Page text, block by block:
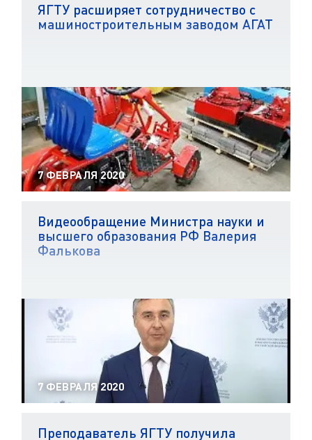
ЯГТУ расширяет сотрудничество с
машиностроительным заводом АГАТ
7 ФЕВРАЛЯ 2020
Видеообращение Министра науки и
высшего образования РФ Валерия
Фалькова
7 ФЕВРАЛЯ 2020
Преподаватель ЯГТУ получила